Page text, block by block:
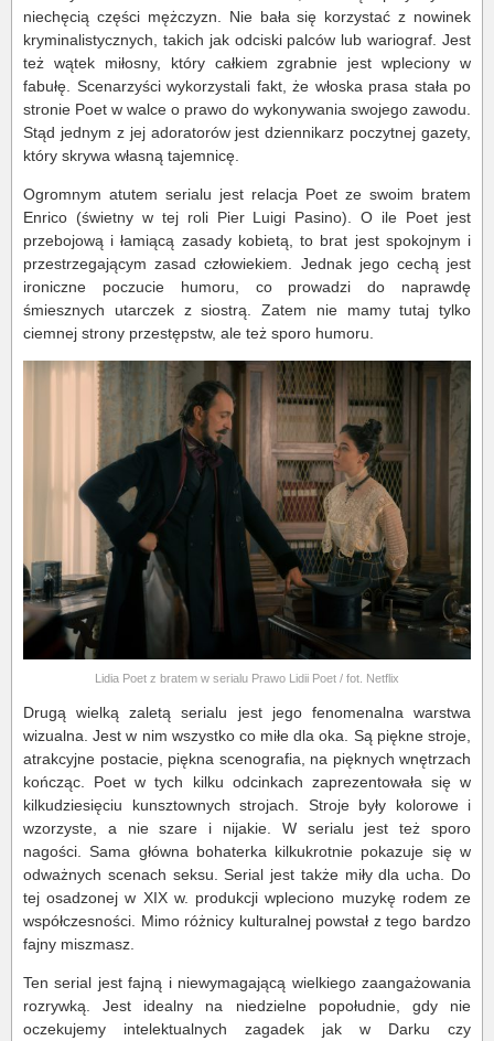
niechęcią części mężczyzn. Nie bała się korzystać z nowinek
kryminalistycznych, takich jak odciski palców lub wariograf. Jest
też wątek miłosny, który całkiem zgrabnie jest wpleciony w
fabułę. Scenarzyści wykorzystali fakt, że włoska prasa stała po
stronie Poet w walce o prawo do wykonywania swojego zawodu.
Stąd jednym z jej adoratorów jest dziennikarz poczytnej gazety,
który skrywa własną tajemnicę.
Ogromnym atutem serialu jest relacja Poet ze swoim bratem
Enrico (świetny w tej roli Pier Luigi Pasino). O ile Poet jest
przebojową i łamiącą zasady kobietą, to brat jest spokojnym i
przestrzegającym zasad człowiekiem. Jednak jego cechą jest
ironiczne poczucie humoru, co prowadzi do naprawdę
śmiesznych utarczek z siostrą. Zatem nie mamy tutaj tylko
ciemnej strony przestępstw, ale też sporo humoru.
Lidia Poet z bratem w serialu Prawo Lidii Poet / fot. Netflix
Drugą wielką zaletą serialu jest jego fenomenalna warstwa
wizualna. Jest w nim wszystko co miłe dla oka. Są piękne stroje,
atrakcyjne postacie, piękna scenografia, na pięknych wnętrzach
kończąc. Poet w tych kilku odcinkach zaprezentowała się w
kilkudziesięciu kunsztownych strojach. Stroje były kolorowe i
wzorzyste, a nie szare i nijakie. W serialu jest też sporo
nagości. Sama główna bohaterka kilkukrotnie pokazuje się w
odważnych scenach seksu. Serial jest także miły dla ucha. Do
tej osadzonej w XIX w. produkcji wpleciono muzykę rodem ze
współczesności. Mimo różnicy kulturalnej powstał z tego bardzo
fajny miszmasz.
Ten serial jest fajną i niewymagającą wielkiego zaangażowania
rozrywką. Jest idealny na niedzielne popołudnie, gdy nie
oczekujemy intelektualnych zagadek jak w Darku czy